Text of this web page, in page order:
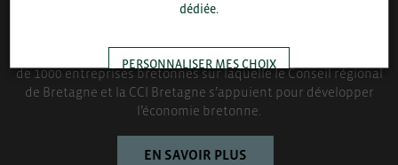
QUI-SOMMES NOUS ?
de 1000 entreprises bretonnes sur laquelle le Conseil régional
de Bretagne et la CCI Bretagne s’appuient pour développer
l’économie bretonne.
EN SAVOIR PLUS
dédiée.
PERSONNALISER MES CHOIX
TOUT ACCEPTER